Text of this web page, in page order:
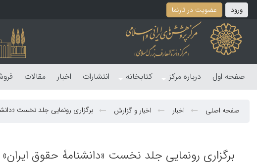
ورود عضویت در تارنما
صفحه اول درباره مرکز کتابخانه انتشارات اخبار مقالات
صفحه اصلی اخبار اخبار و گزارش برگزاری رونمایی جلد نخست
برگزاری رونمایی جلد نخست «دانشنامۀ حقوق ایران»